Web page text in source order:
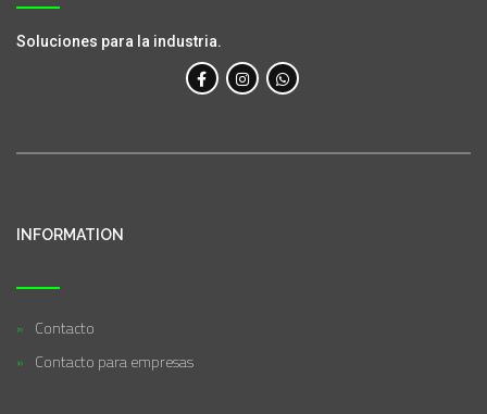
Soluciones para la industria.
INFORMATION
Contacto
Contacto para empresas